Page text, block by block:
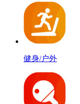
健身/户外